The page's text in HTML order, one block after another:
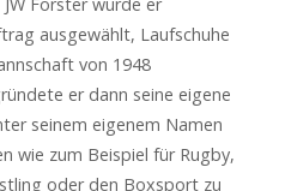
ausgewählt, Laufschuhe
von 1948
er dann seine eigene
seinem eigenem Namen
wie zum Beispiel für Rugby,
oder den Boxsport zu